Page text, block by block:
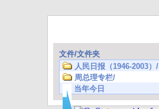
文件/文件夹
人民日报（1946-2003）/
周总理专栏/
当年今日